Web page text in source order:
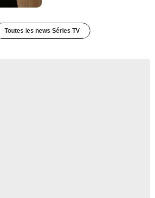
Toutes les news Séries TV